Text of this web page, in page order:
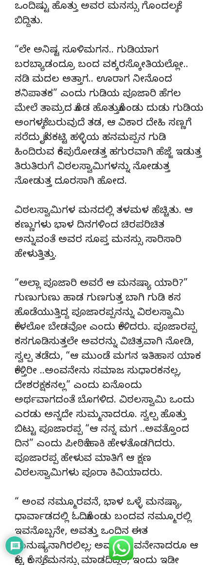
ಒಂದಿಷ್ಟು ಹೊತ್ತು ಅವರ ಮನಸ್ಸು ಗೊಂದಲಕ್ಕೆ
ಬಿದ್ದಿತು.
“ಲೇ ಅನಿಷ್ಟ ಸೂಳಿಮಗನ.. ಗುಡಿಯಾಗ
ಬರಬ್ಯಾಡಂದ್ರೂ ಬಂದ ವಕ್ಕರಸ್ಕೋತಿಯಲ್ಲೋ..
ನಡಿ ಮದಲ ಅತ್ತಾಗ.. ಊರಾಗ ನೀನೊಂದ
ಶನಿಪಾತಕ” ಎಂದು ಗುಡಿಯ ಪೂಜಾರಿ ಹೆಗಲ
ಮೇಲೆ ತಾಮ್ರದ ಕೊಡ ಹೊತ್ತುಕೊಂಡು ದುಡು ಗುಡಿಯ
ಅಂಗಳಕ್ಕೆ ಬರುವುದೆ ತಡ, ಆ ವಿಕಾರ ದೇಹಿ ಸಣ್ಣಗೆ
ಸರೆದು ಕೈನಕಟ್ಟಿ ಹಳ್ಳಿಯ ಹನಮಪ್ಪನ ಗುಡಿ
ಹಿಂದಿರುವ ಕೆಂಪುರೋಡತ್ತ ಹಗುರವಾಗಿ ಹೆಜ್ಜೆ ಇಡುತ್ತ
ತಿರುತಿರುಗೆ ವಿಠಲಸ್ವಾಮಿಗಳನ್ನು ನೋಡುತ್ತ
ನೋಡುತ್ತ ದೂರಸಾಗಿ ಹೋದ.
ವಿಠಲಸ್ವಾಮಿಗಳ ಮನದಲ್ಲಿ ತಳಮಳ ಹೆಚ್ಚಿತು. ಆ
ಕಣ್ಣುಗಳು ಭಾಳ ದಿನಗಳಿಂದ ಚಿರಪರಿಚಿತ
ಅನ್ನುವಂತೆ ಅವರ ಸೂಪ್ತ ಮನಸ್ಸು ಸಾರಿಸಾರಿ
ಹೇಳುತ್ತಿತ್ತು.
“ಅಲ್ಲಾ ಪೂಜಾರಿ ಅವರೆ ಆ ಮನಷ್ಯಾ ಯಾರಿ?”
ಗುಣುಗುಣು ಹಾಡ ಗುಣಗುತ್ತ ಬಾಗಿ ಗುಡಿ ಕಸ
ಹೊಡೆಯುತ್ತಿದ್ದ ಪೂಜಾರಪ್ಪನನ್ನು ವಿಠಲಸ್ವಾಮಿ
ಕೇಳಲೋ ಬೇಡವೋ ಎಂದು ಕೇಳಿದರು. ಪೂಜಾರಪ್ಪ
ಕಸಗೂಡಿಸುತ್ತಲೇ ಅವರನ್ನು ವಿಚಿತ್ರವಾಗಿ ನೋಡಿ,
ಸ್ವಲ್ಪ ತಡೆದು, “ಆ ಮುಂಡೆ ಮಗನ ಇತಿಹಾಸ ಯಾಕ
ಕೇಳ್ತಿರೀ ..ಅಂವನೇನು ಸಮಾಜ ಸುಧಾರಕನಲ್ಲ,
ದೇಶರಕ್ಷಕನಲ್ಲ” ಎಂದು ಏನೊಂದು
ಅರ್ಥವಾಗದಂತೆ ಬೊಗಳಿದ. ವಿಠಲಸ್ವಾಮಿ ಒಂದು
ಎರಡು ಅನ್ನದೇ ಸುಮ್ಮನಾದರೂ. ಸ್ವಲ್ಪ ಹೊತ್ತು
ಬಿಟ್ಟು ಪೂಜಾರಪ್ಪ “ಆ ನನ್ನ ಮಗ ..ಅವತ್ತೊಂದ
ದಿನ” ಎಂದು ಪೀಠಿಕೆ ಹಾಕಿ ಹೇಳತೊಡಗಿದರು.
ಪೂಜಾರಪ್ಪ ಹೇಳುವ ಮಾತಿಗೆ ಆ ಕ್ಷಣ
ವಿಠಲಸ್ವಾಮಿಗಳು ಪೂರಾ ಕಿವಿಯಾದರು.
“ ಅಂವ ನಮ್ಮೂರವನೆ, ಭಾಳ ಒಳ್ಳೆ ಮನಷ್ಯಾ,
ಧಾರ್ವಾಡದಲ್ಲಿ ಓದಿಕೊಂಡು ಬಂದವ ನಮ್ಮೂರಲ್ಲಿ
ಇವನೊಬ್ಬನೇ, ಅವತ್ತು ಒಂದಿನ ಈತ
ಮನುಷ್ಯನಾಗಿರಲಿಲ್ಲ; ಅವತ್ತು ಅವನೇನಾದರೂ ಆ
ಕೆಟ್ಟ ಕೆಲಸಕ್ಕೆ ಮನಸ್ಸು ಮಾಡದಿದ್ದರೆ, ಇಂದು ಇಡೀ